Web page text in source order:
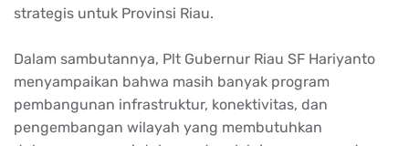
strategis untuk Provinsi Riau.
Dalam sambutannya, Plt Gubernur Riau SF Hariyanto
menyampaikan bahwa masih banyak program
pembangunan infrastruktur, konektivitas, dan
pengembangan wilayah yang membutuhkan